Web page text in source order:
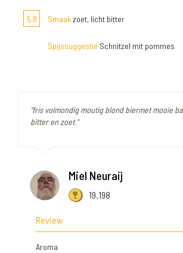
5,8 Smaakzoet, licht bitter
Spijssuggestie Schnitzel mit pommes
"fris volmondig moutig blond biermet mooie
bitter en zoet."
Miel Neuraij
19.198
Review
Aroma